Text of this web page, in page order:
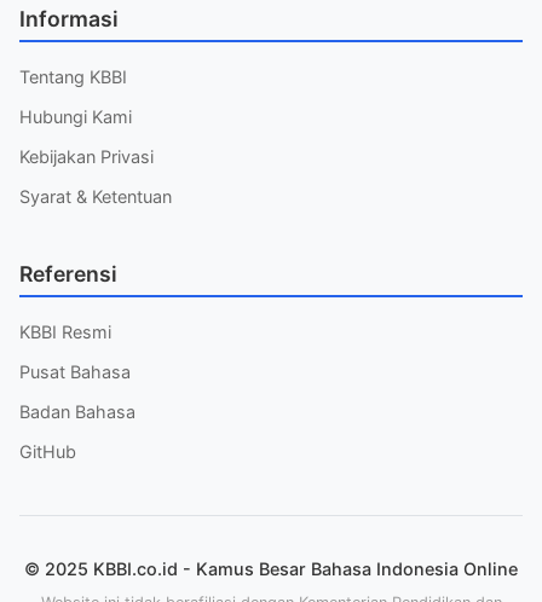
Informasi
Tentang KBBI
Hubungi Kami
Kebijakan Privasi
Syarat & Ketentuan
Referensi
KBBI Resmi
Pusat Bahasa
Badan Bahasa
GitHub
© 2025 KBBI.co.id - Kamus Besar Bahasa Indonesia Online